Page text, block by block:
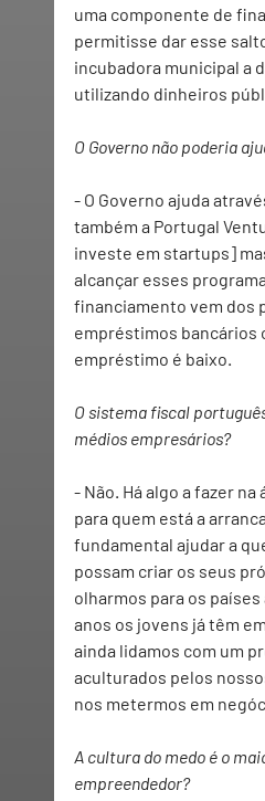
uma componente de
permitisse dar esse
incubadora municipal a
utilizando dinheiros
O Governo não poderia
- O Governo ajuda
também a Portugal
investe em startups]
alcançar esses
financiamento vem dos
empréstimos bancários
empréstimo é baixo.
O sistema fiscal
médios empresários?
- Não. Há algo a fazer
para quem está a
fundamental ajudar a
possam criar os seus
olharmos para os
anos os jovens já têm
ainda lidamos com um
aculturados pelos
nos metermos em
A cultura do medo é o
empreendedor?